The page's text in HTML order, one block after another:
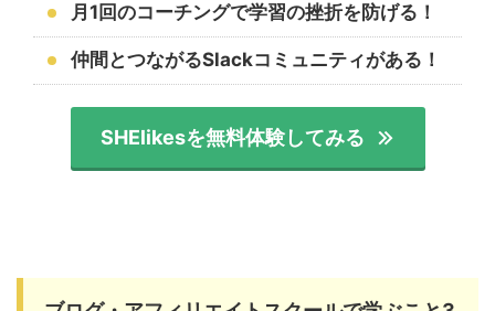
月1回のコーチングで学習の挫折を防げる！
仲間とつながるSlackコミュニティがある！
SHElikesを無料体験してみる